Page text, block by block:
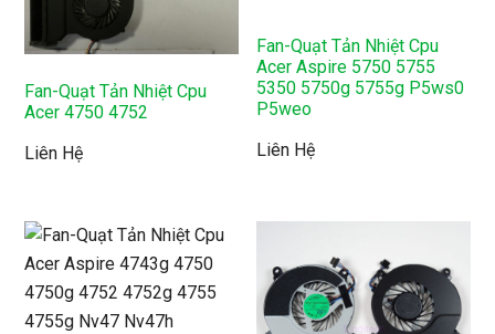
Fan-Quạt Tản Nhiệt Cpu
Acer 4750 4752
Liên Hệ
Fan-Quạt Tản Nhiệt Cpu
Acer Aspire 5750 5755
5350 5750g 5755g P5ws0
P5weo
Liên Hệ